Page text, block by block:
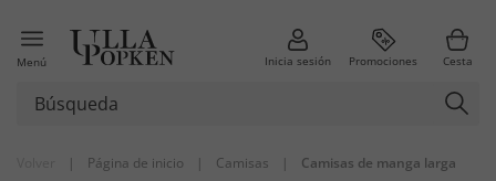
Menú Inicia sesión Promociones Cesta
| Página de inicio | Camisas | Camisas de manga larga